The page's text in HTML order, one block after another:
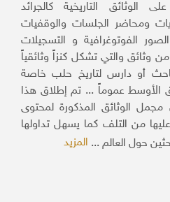
الوثائق التاريخية كالجرائد
ومحاضر الجلسات والوقفيات
الفوتوغرافية و التسجيلات
وثائق والتي تشكل كنزاً وثائقياً
أو دارس لتاريخ حلب خاصة
الأوسط عموماً ... تم إطلاق هذا
الوثائق المذكورة لمحتوى
من التلف كما يسهل تداولها
حول العالم ...المزيد